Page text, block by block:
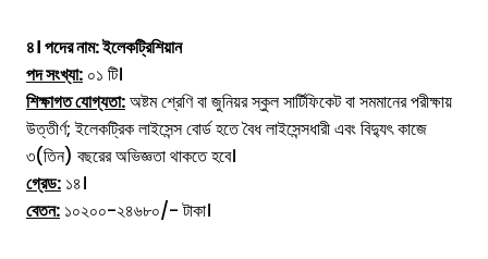
৪। পদের নাম: ইলেকট্রিশিয়ান
পদ সংখ্যা: ০১ টি।
শিক্ষাগত যোগ্যতা:অষ্টম শ্রেণি বা জুনিয়র স্কুল সার্টিফিকেট বা সমমানের পরীক্ষায়
উত্তীর্ণ; ইলেকট্রিক লাইসেন্স বোর্ড হতে বৈধ লাইসেন্সধারী এবং বিদ্যুৎ কাজে
৩(তিন) বছরের অভিজ্ঞতা থাকতে হবে।
গ্রেড: ১৪।
বেতন: ১০২০০-২৪৬৮০/- টাকা।